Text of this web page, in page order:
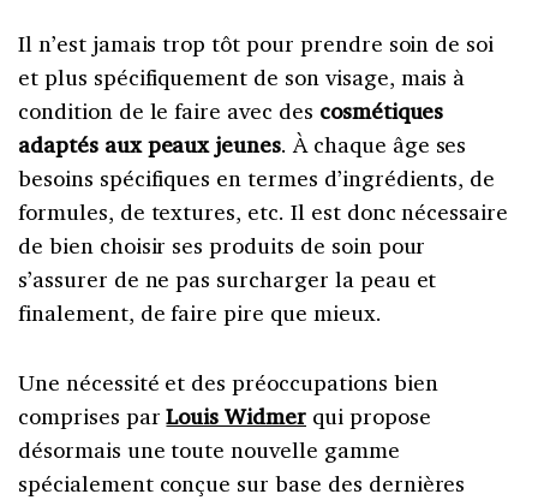
Il n’est jamais trop tôt pour prendre soin de soi
et plus spécifiquement de son visage, mais à
condition de le faire avec des cosmétiques
adaptés aux peaux jeunes. À chaque âge ses
besoins spécifiques en termes d’ingrédients, de
formules, de textures, etc. Il est donc nécessaire
de bien choisir ses produits de soin pour
s’assurer de ne pas surcharger la peau et
finalement, de faire pire que mieux.
Une nécessité et des préoccupations bien
comprises parLouis Widmer qui propose
désormais une toute nouvelle gamme
spécialement conçue sur base des dernières